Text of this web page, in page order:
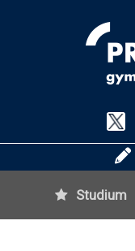
Studium